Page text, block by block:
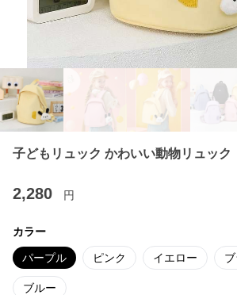
子どもリュック かわいい動物リュック
2,280 円
カラー
パープル ピンク イエロー
ブルー